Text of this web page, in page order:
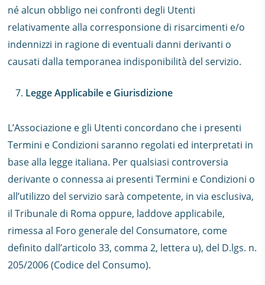
né alcun obbligo nei confronti degli Utenti
relativamente alla corresponsione di risarcimenti e/o
indennizzi in ragione di eventuali danni derivanti o
causati dalla temporanea indisponibilità del servizio.
Legge Applicabile e Giurisdizione
L’Associazione e gli Utenti concordano che i presenti
Termini e Condizioni saranno regolati ed interpretati in
base alla legge italiana. Per qualsiasi controversia
derivante o connessa ai presenti Termini e Condizioni o
all’utilizzo del servizio sarà competente, in via esclusiva,
il Tribunale di Roma oppure, laddove applicabile,
rimessa al Foro generale del Consumatore, come
definito dall’articolo 33, comma 2, lettera u), del D.lgs. n.
205/2006 (Codice del Consumo).